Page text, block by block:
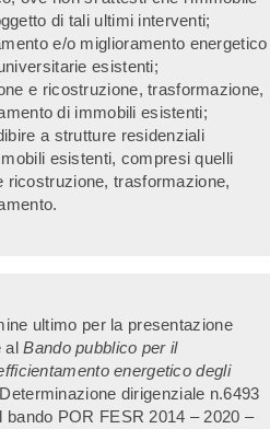
di tali ultimi interventi;
e/o miglioramento energetico
esistenti;
e ricostruzione, trasformazione,
di immobili esistenti;
a strutture residenziali
esistenti, compresi quelli
ricostruzione, trasformazione,
ultimo per la presentazione
alBando pubblico per il
energetico degli
dirigenziale n.6493
POR FESR 2014 – 2020 –